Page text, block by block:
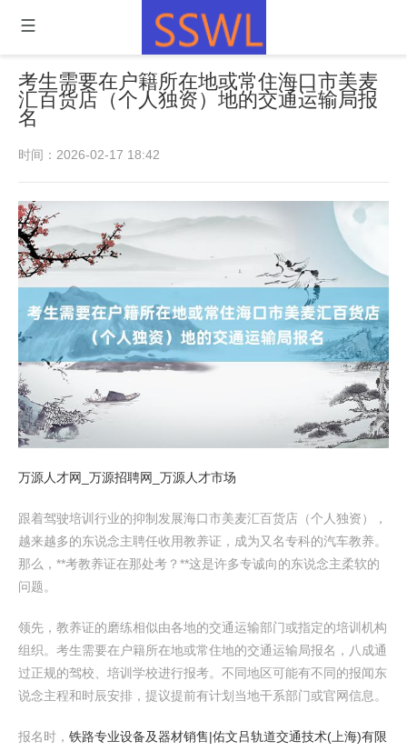
考生需要在户籍所在地或常住海口市美麦
汇百货店（个人独资）地的交通运输局报
名
时间：2026-02-17 18:42
万源人才网_万源招聘网_万源人才市场
跟着驾驶培训行业的抑制发展海口市美麦汇百货店（个人独资），
越来越多的东说念主聘任收用教养证，成为又名专科的汽车教养。
那么，**考教养证在那处考？**这是许多专诚向的东说念主柔软的
问题。
领先，教养证的磨练相似由各地的交通运输部门或指定的培训机构
组织。考生需要在户籍所在地或常住地的交通运输局报名，八成通
过正规的驾校、培训学校进行报考。不同地区可能有不同的报闻东
说念主程和时辰安排，提议提前有计划当地干系部门或官网信息。
报名时， 铁路专业设备及器材销售|佑文吕轨道交通技术(上海)有限